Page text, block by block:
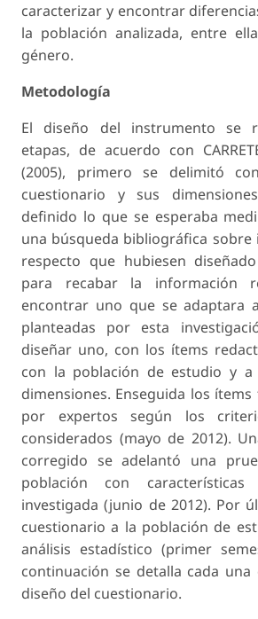
caracterizar y encontrar
la población analizada, entre
género.
Metodología
El diseño del instrumento se
etapas, de acuerdo con
(2005), primero se delimitó
cuestionario y sus
definido lo que se esperaba
una búsqueda bibliográfica sobre
respecto que hubiesen
para recabar la información
encontrar uno que se adaptara
planteadas por esta
diseñar uno, con los ítems
con la población de estudio y
dimensiones. Enseguida los
por expertos según los
considerados (mayo de 2012).
corregido se adelantó una
población con
investigada (junio de 2012). Por
cuestionario a la población de
análisis estadístico (primer
continuación se detalla cada una
diseño del cuestionario.